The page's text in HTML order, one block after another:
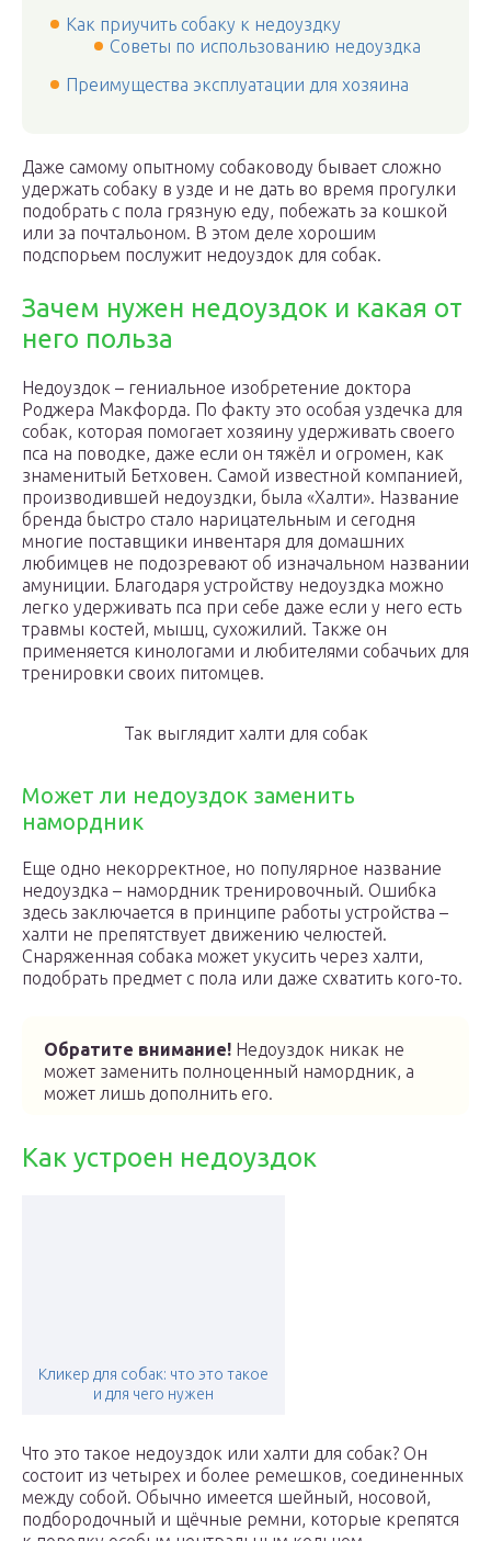
Как приучить собаку к недоуздку
Советы по использованию недоуздка
Преимущества эксплуатации для хозяина
Даже самому опытному собаководу бывает сложно
удержать собаку в узде и не дать во время прогулки
подобрать с пола грязную еду, побежать за кошкой
или за почтальоном. В этом деле хорошим
подспорьем послужит недоуздок для собак.
Зачем нужен недоуздок и какая от
него польза
Недоуздок – гениальное изобретение доктора
Роджера Макфорда. По факту это особая уздечка для
собак, которая помогает хозяину удерживать своего
пса на поводке, даже если он тяжёл и огромен, как
знаменитый Бетховен. Самой известной компанией,
производившей недоуздки, была «Халти». Название
бренда быстро стало нарицательным и сегодня
многие поставщики инвентаря для домашних
любимцев не подозревают об изначальном названии
амуниции. Благодаря устройству недоуздка можно
легко удерживать пса при себе даже если у него есть
травмы костей, мышц, сухожилий. Также он
применяется кинологами и любителями собачьих для
тренировки своих питомцев.
Так выглядит халти для собак
Может ли недоуздок заменить
намордник
Еще одно некорректное, но популярное название
недоуздка – намордник тренировочный. Ошибка
здесь заключается в принципе работы устройства –
халти не препятствует движению челюстей.
Снаряженная собака может укусить через халти,
подобрать предмет с пола или даже схватить кого-то.
Обратите внимание! Недоуздок никак не
может заменить полноценный намордник, а
может лишь дополнить его.
Как устроен недоуздок
Кликер для собак: что это такое
и для чего нужен
Что это такое недоуздок или халти для собак? Он
состоит из четырех и более ремешков, соединенных
между собой. Обычно имеется шейный, носовой,
подбородочный и щёчные ремни, которые крепятся